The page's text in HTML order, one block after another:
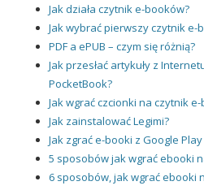
Jak działa czytnik e-booków?
Jak wybrać pierwszy czytnik e-
PDF a ePUB – czym się różnią?
Jak przesłać artykuły z
PocketBook?
Jak wgrać czcionki na czytnik
Jak zainstalować Legimi?
Jak zgrać e-booki z Google
5 sposobów jak wgrać ebooki
6 sposobów, jak wgrać ebooki